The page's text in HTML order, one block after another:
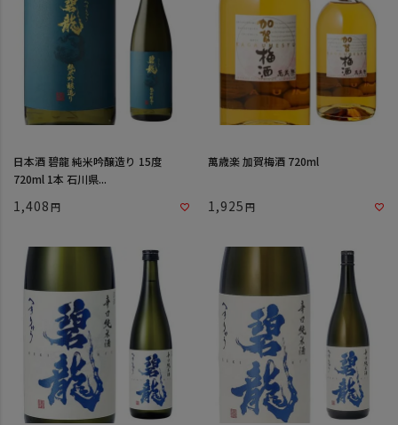
日本酒 碧龍 純米吟醸造り 15度
720ml 1本 石川県...
1,408
萬歳楽 加賀梅酒 720ml
1,925